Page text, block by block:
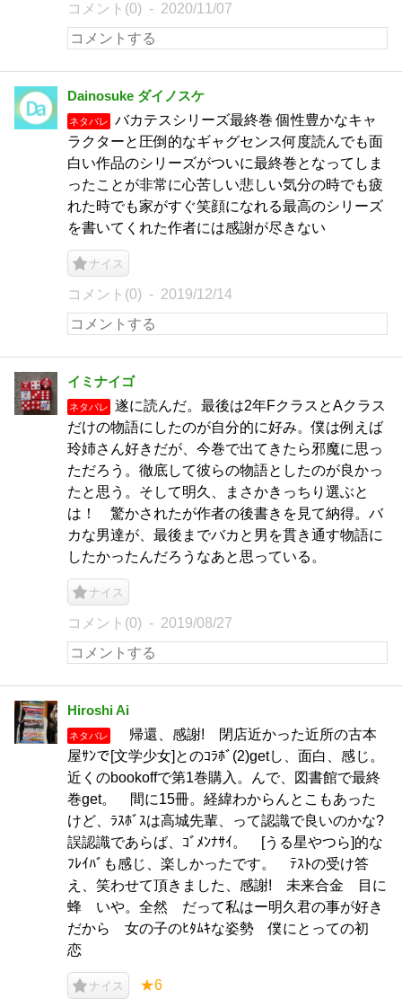
コメント(0) 2020/11/07
Dainosuke ダイノスケ
ネタバレ
バカテスシリーズ最終巻 個性豊かなキャ
ラクターと圧倒的なギャグセンス何度読んでも面
白い作品のシリーズがついに最終巻となってしま
ったことが非常に心苦しい悲しい気分の時でも疲
れた時でも家がすぐ笑顔になれる最高のシリーズ
を書いてくれた作者には感謝が尽きない
ナイス
コメント(0) 2019/12/14
イミナイゴ
ネタバレ
遂に読んだ。最後は2年FクラスとAクラス
だけの物語にしたのが自分的に好み。僕は例えば
玲姉さん好きだが、今巻で出てきたら邪魔に思っ
ただろう。徹底して彼らの物語としたのが良かっ
たと思う。そして明久、まさかきっちり選ぶと
は！ 驚かされたが作者の後書きを見て納得。バ
カな男達が、最後までバカと男を貫き通す物語に
したかったんだろうなあと思っている。
ナイス
コメント(0) 2019/08/27
Hiroshi Ai
ネタバレ
帰還、感謝! 閉店近かった近所の古本
屋ｻﾝで[文学少女]とのｺﾗﾎﾞ(2)getし、面白、感じ。
近くのbookoffで第1巻購入。んで、図書館で最終
巻get。 間に15冊。経緯わからんとこもあった
けど、ﾗｽﾎﾞｽは高城先輩、って認識で良いのかな?
誤認識であらば、ｺﾞﾒﾝﾅｻｲ。 [うる星やつら]的な
ﾌﾚｲﾊﾞも感じ、楽しかったです。 ﾃｽﾄの受け答
え、笑わせて頂きました、感謝! 未来合金 目に
蜂 いや。全然 だって私はー明久君の事が好き
だから 女の子のﾋﾀﾑｷな姿勢 僕にとっての初
恋
ナイス ★6